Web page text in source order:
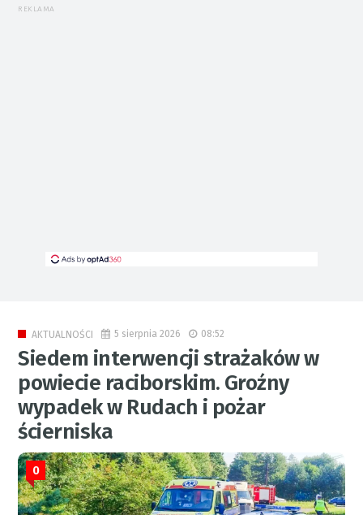
REKLAMA
AKTUALNOŚCI 5 sierpnia 2026 08:52
Siedem interwencji strażaków w
powiecie raciborskim. Groźny
wypadek w Rudach i pożar
ścierniska
0